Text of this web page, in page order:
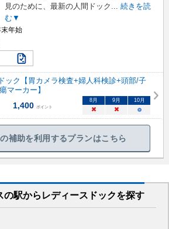
見のために、最新の人間ドック ... 続きを読
む▼
年始
ック【胃カメラ検査+婦人科検診+頭部/子
マーカー】
1,400 ポイント
8月 9月 10月
× × ○
補助を利用するプランはこちら
の駅から レディースドックを探す